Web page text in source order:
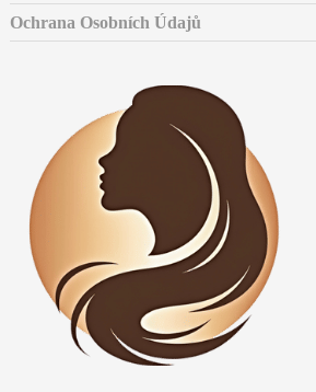
Ochrana Osobních Údajů